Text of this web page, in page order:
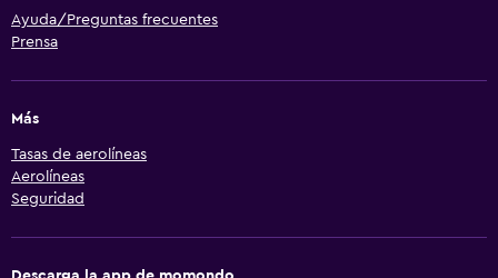
Ayuda/Preguntas frecuentes
Prensa
Más
Tasas de aerolíneas
Aerolíneas
Seguridad